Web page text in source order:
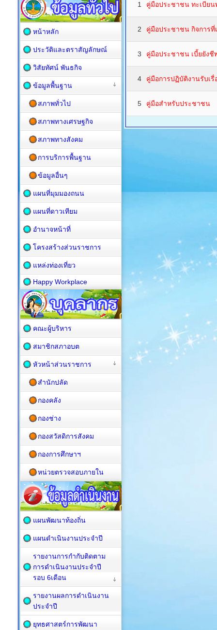
1 คู่มือประชาชน ทะเบีย
2 คู่มือประชาชน กิจการที่
3 คู่มือประชาชน เบี้ยยังชี
4 คู่มือการปฏิบัติงานรับเรื่
5 คู่มือสำหรับประชาชน
หน้าหลัก
ประวัติและตราสัญลักษณ์
วิสัยทัศน์ พันธกิจ
ข้อมูลพื้นฐาน
สภาพทั่วไป
สภาพทางเศรษฐกิจ
สภาพทางสังคม
การบริการพื้นฐาน
ข้อมูลอื่นๆ
แผนที่มุมมองถนน
แผนที่ดาวเทียม
อำนาจหน้าที่
โครงสร้างส่วนราชการ
แหล่งท่องเที่ยว
Happy Workplace
คณะผู้บริหาร
สมาชิกสภาอบต
หัวหน้าส่วนราชการ
สำนักปลัด
กองคลัง
กองช่าง
กองสวัสดิการสังคม
กองการศึกษาฯ
หน่วยตรวจสอบภายใน
แผนพัฒนาท้องถิ่น
แผนดำเนินงานประจำปี
รายงานการกำกับติดตาม
การดำเนินงานประจำปี
รอบ 6เดือน
รายงานผลการดำเนินงาน
ประจำปี
ยุทธศาสตร์การพัฒนา